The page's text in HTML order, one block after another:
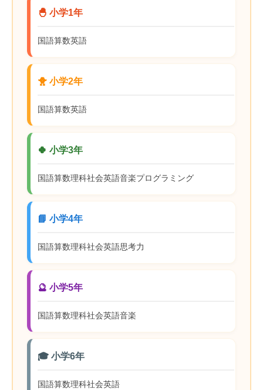
🐣 小学1年
国語算数英語
🐥 小学2年
国語算数英語
🍀 小学3年
国語算数理科社会英語音楽プログラミング
📘 小学4年
国語算数理科社会英語思考力
🔮 小学5年
国語算数理科社会英語音楽
🎓 小学6年
国語算数理科社会英語